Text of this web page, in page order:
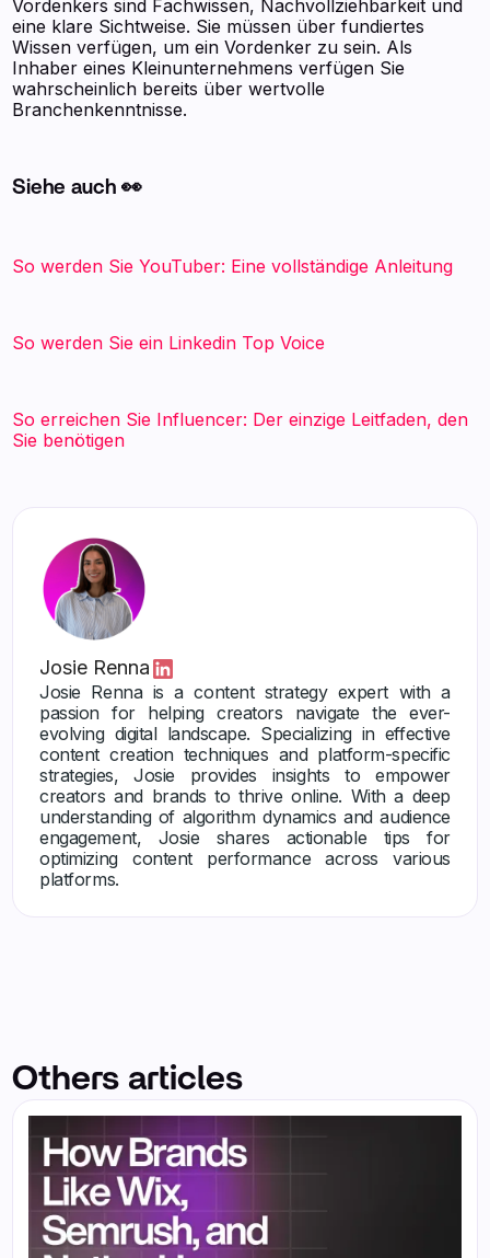
Vordenkers sind Fachwissen, Nachvollziehbarkeit und
eine klare Sichtweise. Sie müssen über fundiertes
Wissen verfügen, um ein Vordenker zu sein. Als
Inhaber eines Kleinunternehmens verfügen Sie
wahrscheinlich bereits über wertvolle
Branchenkenntnisse.
Siehe auch 👀
So werden Sie YouTuber: Eine vollständige Anleitung
So werden Sie ein Linkedin Top Voice
So erreichen Sie Influencer: Der einzige Leitfaden, den
Sie benötigen
Josie Renna
Josie Renna is a content strategy expert with a
passion for helping creators navigate the ever-
evolving digital landscape. Specializing in effective
content creation techniques and platform-specific
strategies, Josie provides insights to empower
creators and brands to thrive online. With a deep
understanding of algorithm dynamics and audience
engagement, Josie shares actionable tips for
optimizing content performance across various
platforms.
Others articles